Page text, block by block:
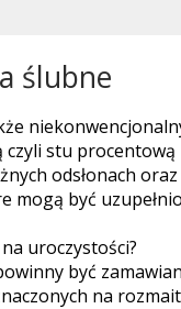
ślubne
czyli stu
odsłonach
mogą być
uroczystości?
być
na